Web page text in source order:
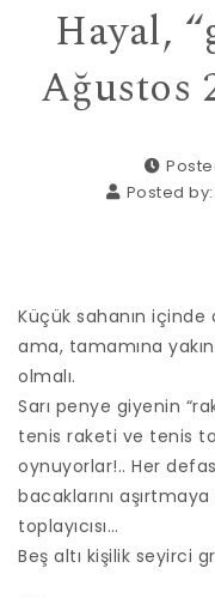
Hayal,
Ağustos
Posted by:
Küçük sahanın
ama, tamamına
olmalı.
Sarı penye giyenin
tenis raketi ve tenis
oynuyorlar!.. Her
bacaklarını
toplayıcısı…
Beş altı kişilik seyirci